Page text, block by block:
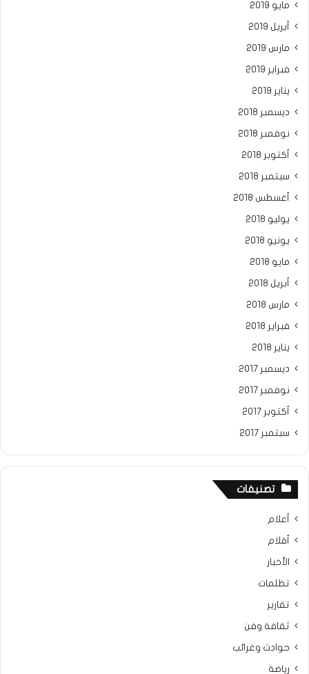
مايو 2019
أبريل 2019
مارس 2019
فبراير 2019
يناير 2019
ديسمبر 2018
نوفمبر 2018
أكتوبر 2018
سبتمبر 2018
أغسطس 2018
يوليو 2018
يونيو 2018
مايو 2018
أبريل 2018
مارس 2018
فبراير 2018
يناير 2018
ديسمبر 2017
نوفمبر 2017
أكتوبر 2017
سبتمبر 2017
تصنيفات
أعلام
أقلام
الأخبار
تظلمات
تقارير
ثقافة وفن
حوادث وغرائب
رياضة